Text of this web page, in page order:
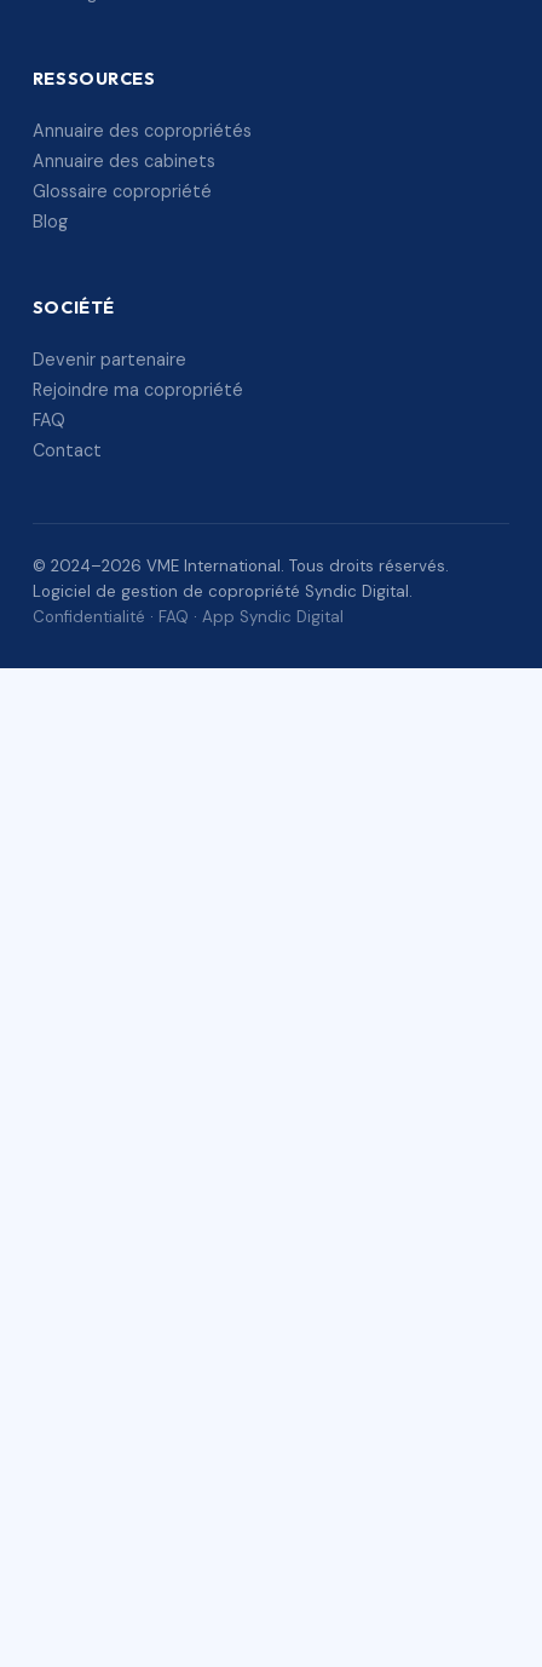
RESSOURCES
Annuaire des copropriétés
Annuaire des cabinets
Glossaire copropriété
Blog
SOCIÉTÉ
Devenir partenaire
Rejoindre ma copropriété
FAQ
Contact
© 2024–2026 VME International. Tous droits réservés.
Logiciel de gestion de copropriété Syndic Digital.
Confidentialité · FAQ · App Syndic Digital